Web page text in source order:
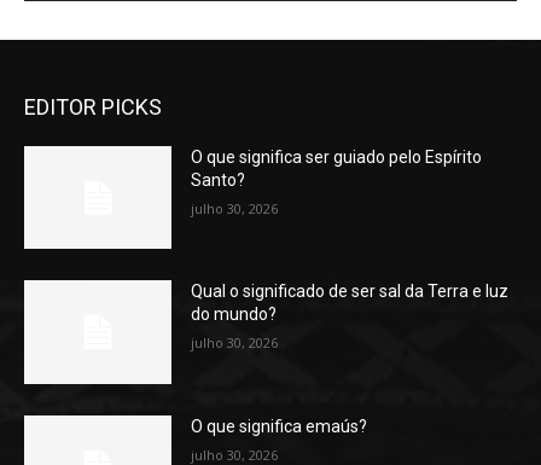
EDITOR PICKS
O que significa ser guiado pelo Espírito
Santo?
julho 30, 2026
Qual o significado de ser sal da Terra e luz
do mundo?
julho 30, 2026
O que significa emaús?
julho 30, 2026